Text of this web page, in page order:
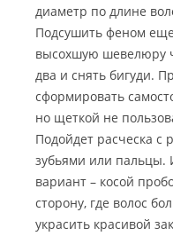
диаметр по длине
Подсушить феном
высохшую шевелюру
два и снять бигуди.
сформировать
но щеткой не
Подойдет расческа с
зубьями или пальцы.
вариант – косой
сторону, где волос
украсить красивой